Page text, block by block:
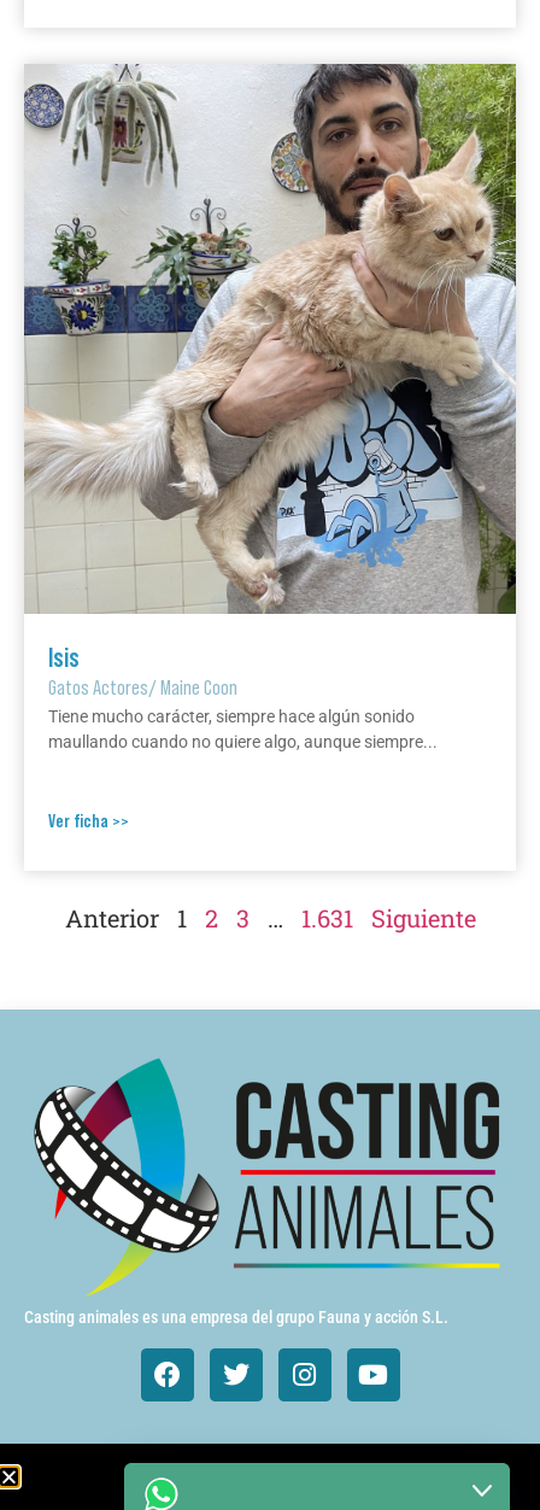
Isis
Gatos Actores/Maine Coon
Tiene mucho carácter, siempre hace algún sonido
maullando cuando no quiere algo, aunque siempre...
Ver ficha >>
Anterior 1 2 3 … 1.631 Siguiente
Casting animales es una empresa del grupo Fauna y acción S.L.
Animales de cine y TV